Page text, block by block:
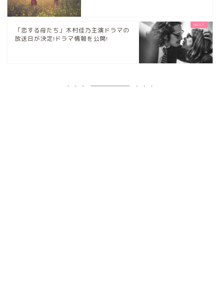
「恋する母たち」木村佳乃主演ドラマの
放送日が決定!ドラマ情報を公開!